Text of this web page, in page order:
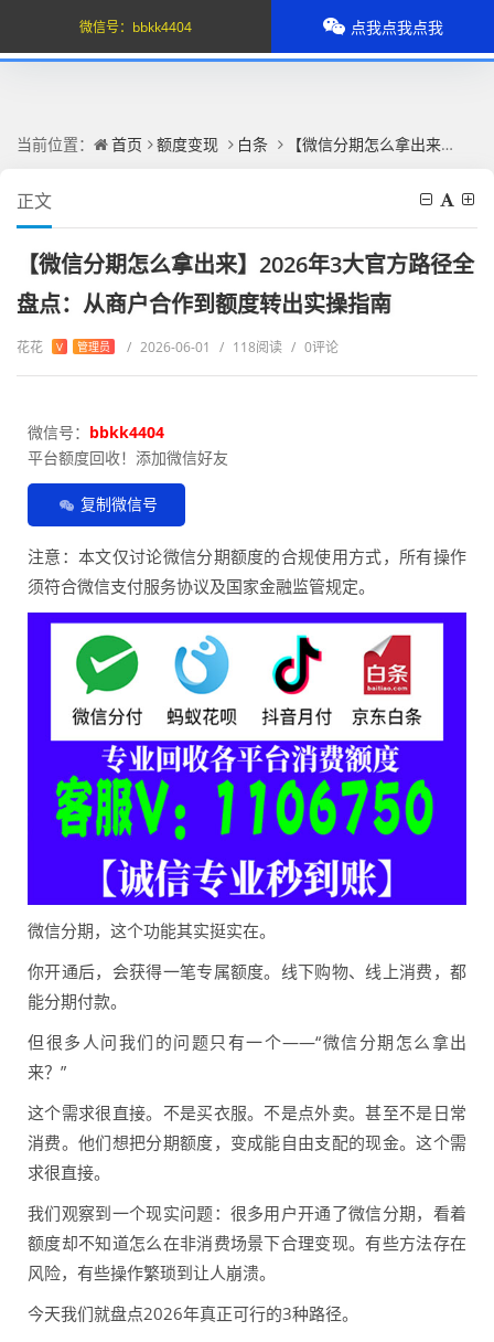
当前位置： 首页 额度变现 白条 【微信分期怎么拿出来】2026年3大官方路径全盘点：从商户合作到额度转出实操指南
正文
【微信分期怎么拿出来】2026年3大官方路径全
盘点：从商户合作到额度转出实操指南
花花 V 管理员 / 2026-06-01 / 118阅读 / 0评论
微信号： bbkk4404
平台额度回收！添加微信好友
复制微信号
注意：本文仅讨论微信分期额度的合规使用方式，所有操作
须符合微信支付服务协议及国家金融监管规定。
微信分期，这个功能其实挺实在。
你开通后，会获得一笔专属额度。线下购物、线上消费，都
能分期付款。
但很多人问我们的问题只有一个——“微信分期怎么拿出
来？”
这个需求很直接。不是买衣服。不是点外卖。甚至不是日常
消费。他们想把分期额度，变成能自由支配的现金。这个需
求很直接。
我们观察到一个现实问题：很多用户开通了微信分期，看着
额度却不知道怎么在非消费场景下合理变现。有些方法存在
风险，有些操作繁琐到让人崩溃。
今天我们就盘点2026年真正可行的3种路径。
微信号： bbkk4404 点我点我点我